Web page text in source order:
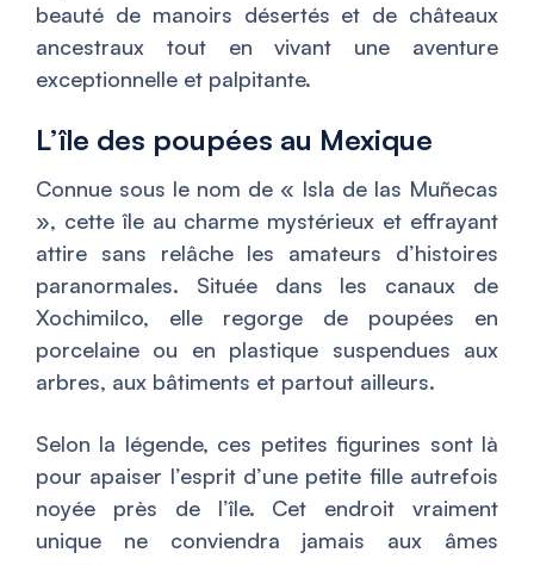
beauté de manoirs désertés et de châteaux
ancestraux tout en vivant une aventure
exceptionnelle et palpitante.
L’île des poupées au Mexique
Connue sous le nom de « Isla de las Muñecas
», cette île au charme mystérieux et effrayant
attire sans relâche les amateurs d’histoires
paranormales. Située dans les canaux de
Xochimilco, elle regorge de poupées en
porcelaine ou en plastique suspendues aux
arbres, aux bâtiments et partout ailleurs.
Selon la légende, ces petites figurines sont là
pour apaiser l’esprit d’une petite fille autrefois
noyée près de l’île. Cet endroit vraiment
unique ne conviendra jamais aux âmes